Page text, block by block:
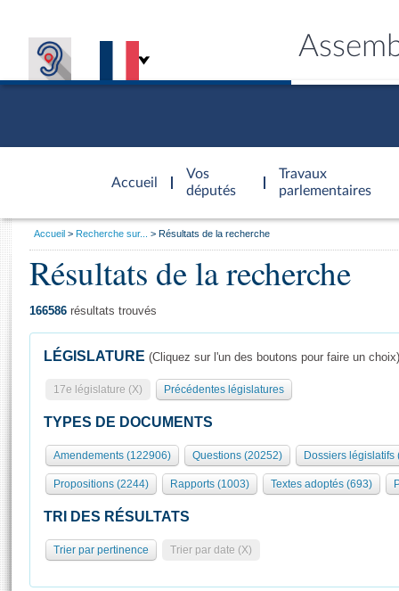
Accueil
d'accueil
Vos
députés
Travaux
parlementaires
Présidence
577 députés
Groupes politiques
Séance publique
Commissions et autres organes
Europe et International
Pétitions
Général
Rôle et pouvoirs de l'Assemblée
Organisation de l'Assemblée
Présidence Conférence des Présidents Bureau Collège des
Statistiques et chiffres clés
Visiter l'Assemblée
Visite virtuelle du palais Bourbon
Assister à une séance
Vous
Accueil Recherche sur... Résultats de la recherche
Résultats de la recherche
166586 résultats trouvés
LÉGISLATURE (Cliquez sur l'un des boutons pour faire un choix)
17e législature (X) Précédentes législatures
TYPES DE DOCUMENTS
Amendements (122906) Questions (20252) Dossiers législatifs
Propositions (2244) Rapports (1003) Textes adoptés (693)
TRI DES RÉSULTATS
Trier par pertinence Trier par date (X)